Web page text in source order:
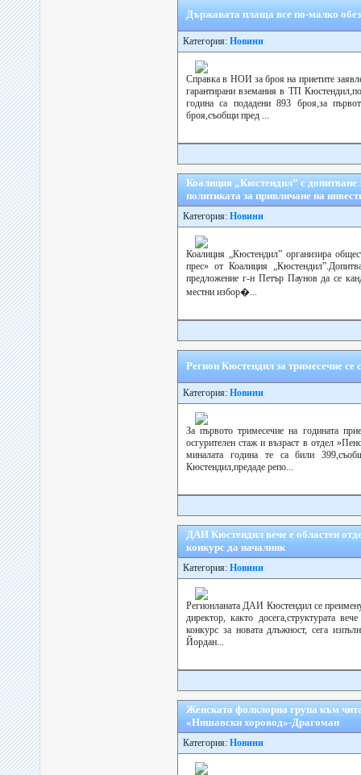
Държавата плаща все по-малко
Категория: Новини
Справка в НОИ за броя на приетите
гарантирани вземания в ТП
година са подадени 893 броя,за
броя,съобщи пред ...
Коалиция „Кюстендил” с
политиката за привличане на
Категория: Новини
Коалиция „Кюстендил” организира
прес» от Коалиция
предложение г-н Петър Паунов да се
местни избор�...
Регион Кюстендил за тримесечие
Категория: Новини
За първото тримесечие на годината
осгурителен стаж и възраст в отдел
миналата година те са били
Кюстендил,предаде репо...
ДАИ Кюстендил вече е областен
конкурс да началник
Категория: Новини
Регионланата ДАИ Кюстендил се
директор, както досега,структурата
конкурс за новата длъжност, сега
Йордан...
Женската фолклорна група към
«Нишавски хоровод»-Драгоман
Категория: Новини